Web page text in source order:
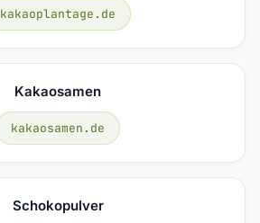
kakaoplantage.de
Kakaosamen
kakaosamen.de
Schokopulver